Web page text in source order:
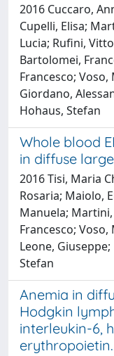
2016 Cuccaro,
Cupelli, Elisa;
Lucia; Rufini,
Bartolomei,
Francesco; Voso,
Giordano,
Hohaus, Stefan
Whole blood
in diffuse
2016 Tisi, Maria
Rosaria; Maiolo,
Manuela;
Francesco;
Leone,
Stefan
Anemia in
Hodgkin
interleukin-6,
erythropoietin.